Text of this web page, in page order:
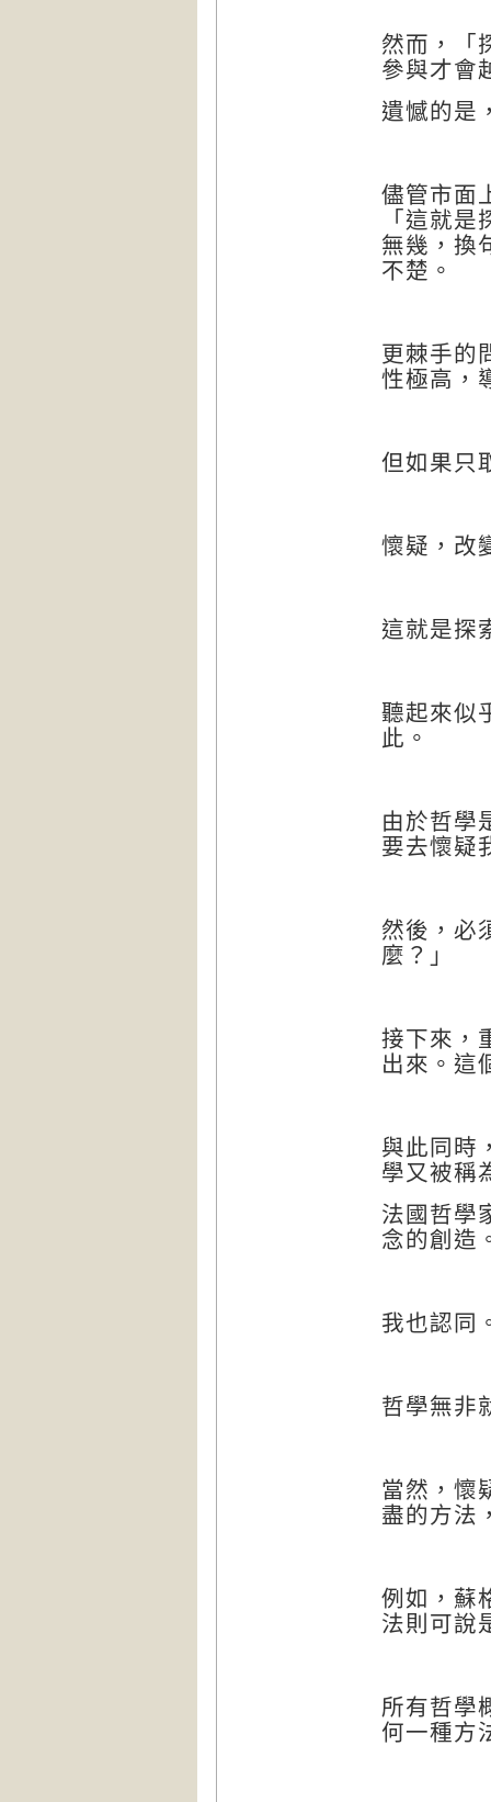
然而，「
參與才會
遺憾的是
儘管市面
「這就
無幾，換
不楚。
更棘手的
性極高，
但如果只
懷疑，改
這就是探
聽起來似
此。
由於哲學
要去懷疑
然後，必
麼？」
接下來，
出來。這
與此同時
學又被稱
法國哲學
念的創造
我也認同
哲學無非
當然，懷
盡的方法
例如，蘇
法則可說
所有哲學
何一種方